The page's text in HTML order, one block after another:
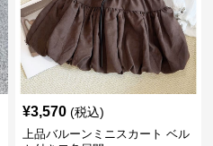
¥3,570 (税込)
上品バルーンミニスカート ベル